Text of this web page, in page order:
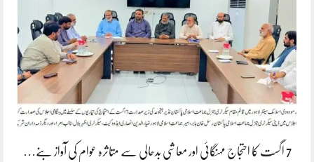
7 اگست کا احتجاج مہنگائی اور معاشی بدحالی سے متاثرہ عوام کی آواز بنے…